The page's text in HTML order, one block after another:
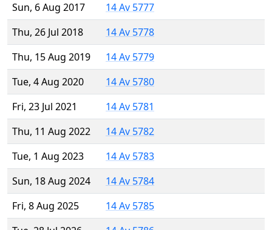
Sun, 6 Aug 2017
14 Av 5777
Thu, 26 Jul 2018
14 Av 5778
Thu, 15 Aug 2019
14 Av 5779
Tue, 4 Aug 2020
14 Av 5780
Fri, 23 Jul 2021
14 Av 5781
Thu, 11 Aug 2022
14 Av 5782
Tue, 1 Aug 2023
14 Av 5783
Sun, 18 Aug 2024
14 Av 5784
Fri, 8 Aug 2025
14 Av 5785